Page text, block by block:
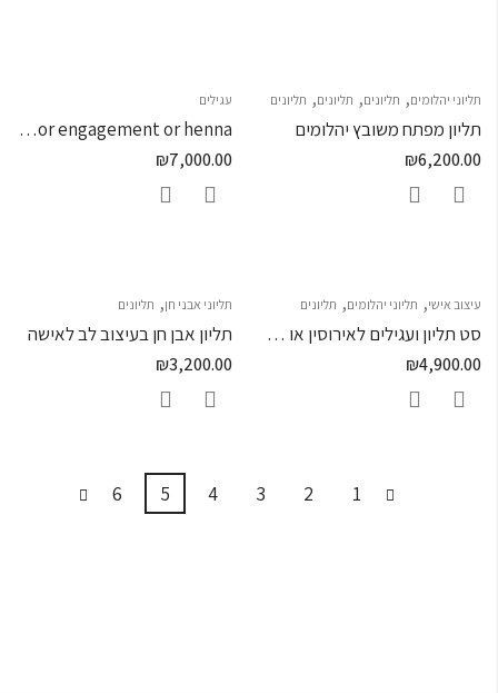
תליוני יהלומים, תליונים, תליונים, תליונים
תליון מפתח משובץ יהלומים
₪6,200.00
עגילים
A set of pendant and earrings for engagement or henna
₪7,000.00
עיצוב אישי, תליוני יהלומים, תליונים
סט תליון ועגילים לאירוסין או חינה
₪4,900.00
תליוני אבני חן, תליונים
תליון אבן חן בעיצוב לב לאישה
₪3,200.00
1
2
3
4
5
6